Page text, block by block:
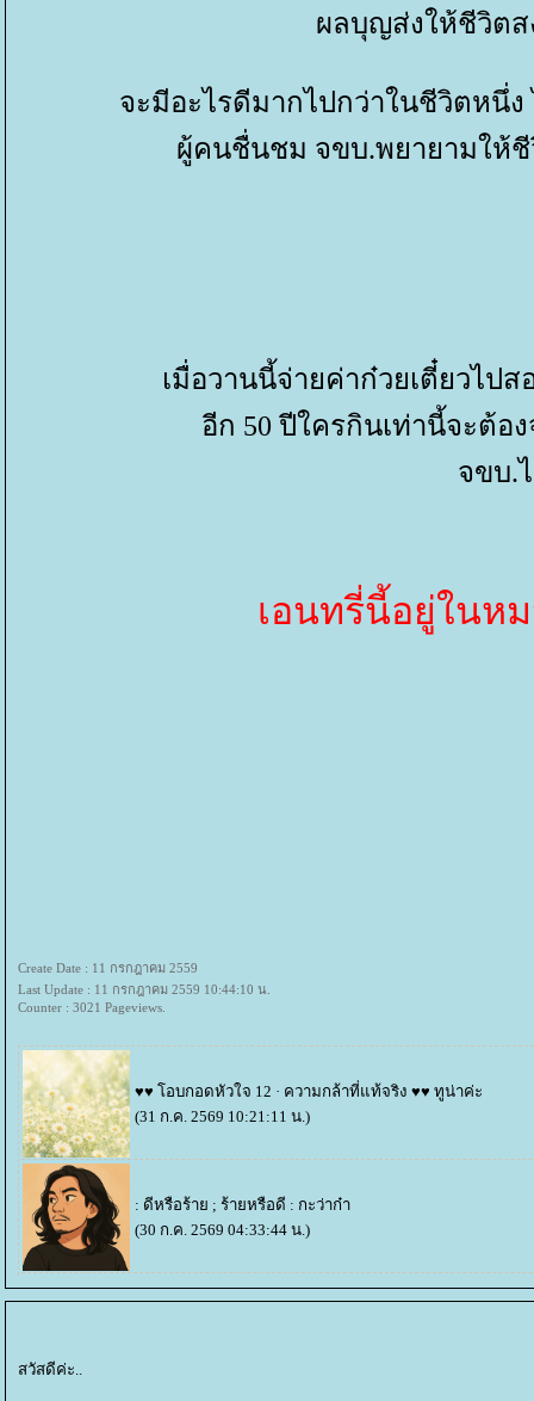
ผลบุญส่งให้ชีวิต
จะมีอะไรดีมากไปกว่าในชีวิตหนึ่
ผู้คนชื่นชม จขบ.พยายามให้
เมื่อวานนี้จ่ายค่าก๋วยเตี๋ยวไปส
อีก 50 ปีใครกินเท่านี้จะต้อ
จขบ.
เอนทรี่นี้อยู่ในห
Create Date : 11 กรกฎาคม 2559
Last Update : 11 กรกฎาคม 2559 10:44:10 น.
Counter : 3021 Pageviews.
♥♥ โอบกอดหัวใจ 12 · ความกล้าที่แท้จริง ♥♥ ทูน่าค่ะ
(31 ก.ค. 2569 10:21:11 น.)
: ดีหรือร้าย ; ร้ายหรือดี : กะว่าก๋า
(30 ก.ค. 2569 04:33:44 น.)
สวัสดีค่ะ..